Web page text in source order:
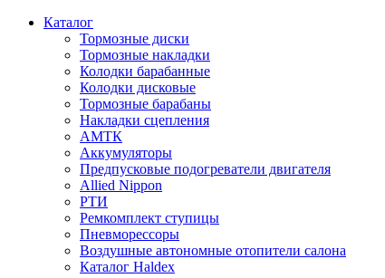
Каталог
Тормозные диски
Тормозные накладки
Колодки барабанные
Колодки дисковые
Тормозные барабаны
Накладки сцепления
АМТК
Аккумуляторы
Предпусковые подогреватели двигателя
Allied Nippon
РТИ
Ремкомплект ступицы
Пневморессоры
Воздушные автономные отопители салона
Каталог Haldex